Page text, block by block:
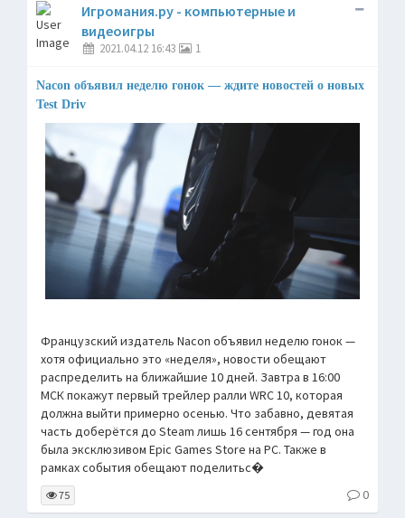
Игромания.ру - компьютерные и
видеоигры
2021.04.12 16:43 1
Nacon объявил неделю гонок — ждите новостей о новых
Test Driv
Французский издатель Nacon объявил неделю гонок —
хотя официально это «неделя», новости обещают
распределить на ближайшие 10 дней. Завтра в 16:00
МСК покажут первый трейлер ралли WRC 10, которая
должна выйти примерно осенью. Что забавно, девятая
часть доберётся до Steam лишь 16 сентября — год она
была эксклюзивом Epic Games Store на PC. Также в
рамках события обещают поделитьс�
75 0